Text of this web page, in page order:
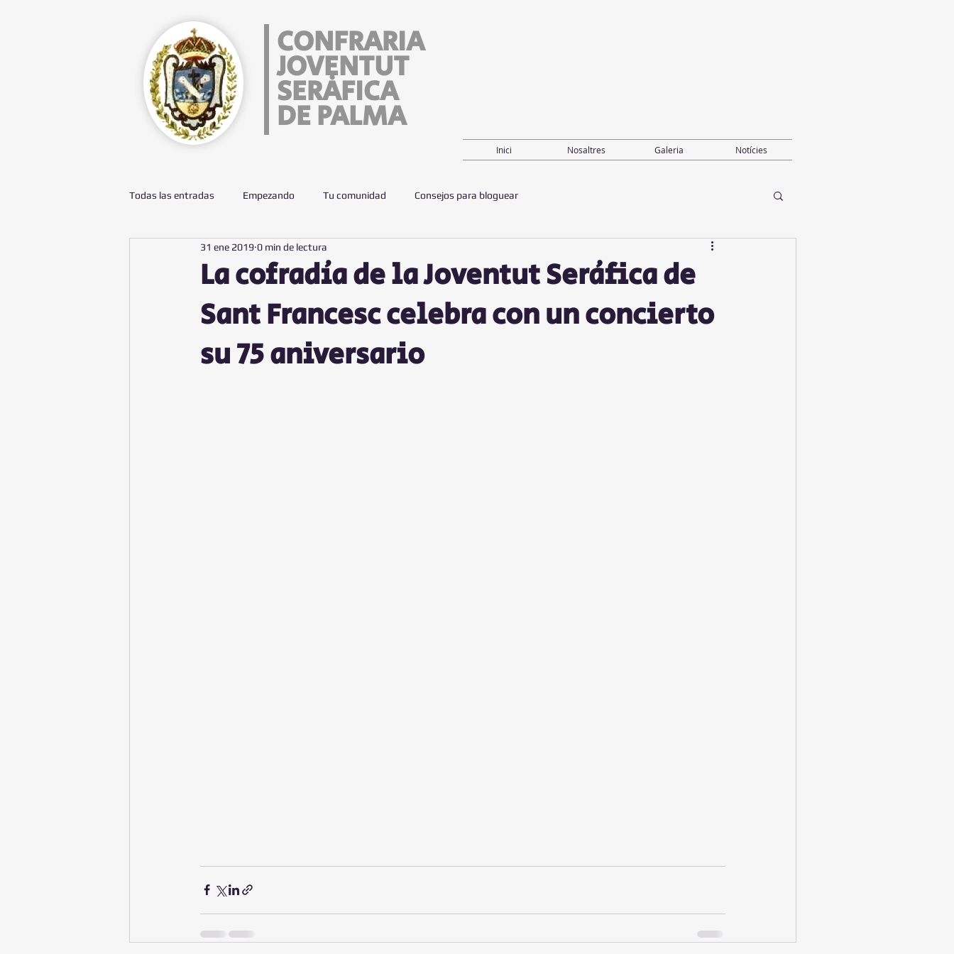
CONFRARIA
JOVENTUT
SERÀFICA
DE PALMA
Inici Nosaltres Galeria Notícies
Todas las entradas Empezando Tu comunidad Consejos para bloguear
La cofradía de la Joventut Seráfica de
Sant Francesc celebra con un concierto
su 75 aniversario
31 ene 2019 0 min de lectura